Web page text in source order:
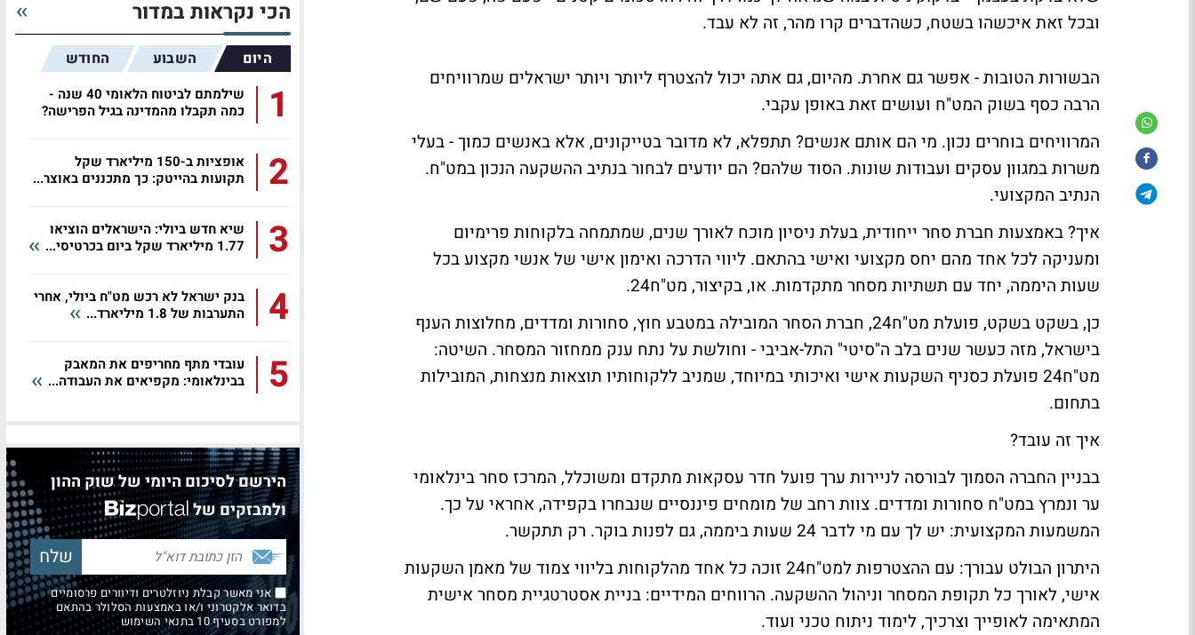
ובכל זאת איכשהו בשטח, כשהדברים קרו מהר, זה לא עבד.
הבשורות הטובות - אפשר גם אחרת. מהיום, גם אתה יכול להצטרף ליותר ויותר ישראלים שמרוויחים
הרבה כסף בשוק המט"ח ועושים זאת באופן עקבי.
המרוויחים בוחרים נכון. מי הם אותם אנשים? תתפלא, לא מדובר בטייקונים, אלא באנשים כמוך - בעלי
משרות במגוון עסקים ועבודות שונות. הסוד שלהם? הם יודעים לבחור בנתיב ההשקעה הנכון במט"ח.
הנתיב המקצועי.
איך? באמצעות חברת סחר ייחודית, בעלת ניסיון מוכח לאורך שנים, שמתמחה בלקוחות פרימיום
ומעניקה לכל אחד מהם יחס מקצועי ואישי בהתאם. ליווי הדרכה ואימון אישי של אנשי מקצוע בכל
שעות היממה, יחד עם תשתיות מסחר מתקדמות. או, בקיצור, מט"ח24.
כן, בשקט בשקט, פועלת מט"ח24, חברת הסחר המובילה במטבע חוץ, סחורות ומדדים, מחלוצות הענף
בישראל, מזה כעשר שנים בלב ה"סיטי" התל-אביבי - וחולשת על נתח ענק ממחזור המסחר. השיטה:
מט"ח24 פועלת כסניף השקעות אישי ואיכותי במיוחד, שמניב ללקוחותיו תוצאות מנצחות, המובילות
בתחום.
איך זה עובד?
בבניין החברה הסמוך לבורסה לניירות ערך פועל חדר עסקאות מתקדם ומשוכלל, המרכז סחר בינלאומי
ער ונמרץ במט"ח סחורות ומדדים. צוות רחב של מומחים פיננסיים שנבחרו בקפידה, אחראי על כך.
המשמעות המקצועית: יש לך עם מי לדבר 24 שעות ביממה, גם לפנות בוקר. רק תתקשר.
היתרון הבולט עבורך: עם ההצטרפות למט"ח24 זוכה כל אחד מהלקוחות בליווי צמוד של מאמן השקעות
אישי, לאורך כל תקופת המסחר וניהול ההשקעה. הרווחים המידיים: בניית אסטרטגיית מסחר אישית
המתאימה לאופייך וצרכיך, לימוד ניתוח טכני ועוד.
הכי נקראות במדור
היום השבוע החודש
1
שילמתם לביטוח הלאומי 40 שנה -
כמה תקבלו מהמדינה בגיל הפרישה?
2
אופציות ב-150 מיליארד שקל
תקועות בהייטק: כך מתכננים באוצר...
3
שיא חדש ביולי: הישראלים הוציאו
1.77 מיליארד שקל ביום בכרטיסי...
4
בנק ישראל לא רכש מט"ח ביולי, אחרי
התערבות של 1.8 מיליארד...
5
עובדי מתף מחריפים את המאבק
בבינלאומי: מקפיאים את העבודה...
הירשם לסיכום היומי של שוק ההון
ולמבזקים של
אני מאשר קבלת ניוזלטרים ודיוורים פרסומיים
בדואר אלקטרוני ו/או באמצעות הסלולר בהתאם
למפורט בסעיף 10 בתנאי השימוש